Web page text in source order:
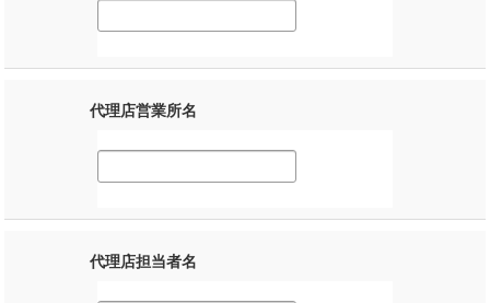
代理店営業所名
代理店担当者名